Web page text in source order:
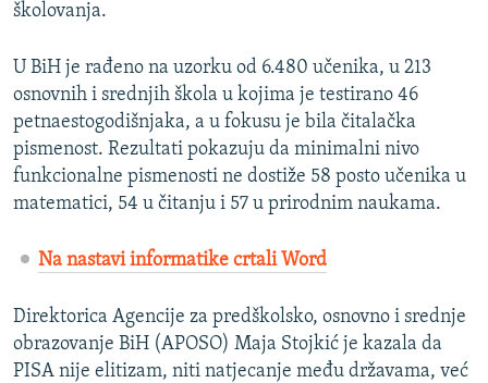
školovanja.
U BiH je rađeno na uzorku od 6.480 učenika, u 213
osnovnih i srednjih škola u kojima je testirano 46
petnaestogodišnjaka, a u fokusu je bila čitalačka
pismenost. Rezultati pokazuju da minimalni nivo
funkcionalne pismenosti ne dostiže 58 posto učenika u
matematici, 54 u čitanju i 57 u prirodnim naukama.
Na nastavi informatike crtali Word
Direktorica Agencije za predškolsko, osnovno i srednje
obrazovanje BiH (APOSO) Maja Stojkić je kazala da
PISA nije elitizam, niti natjecanje među državama, već